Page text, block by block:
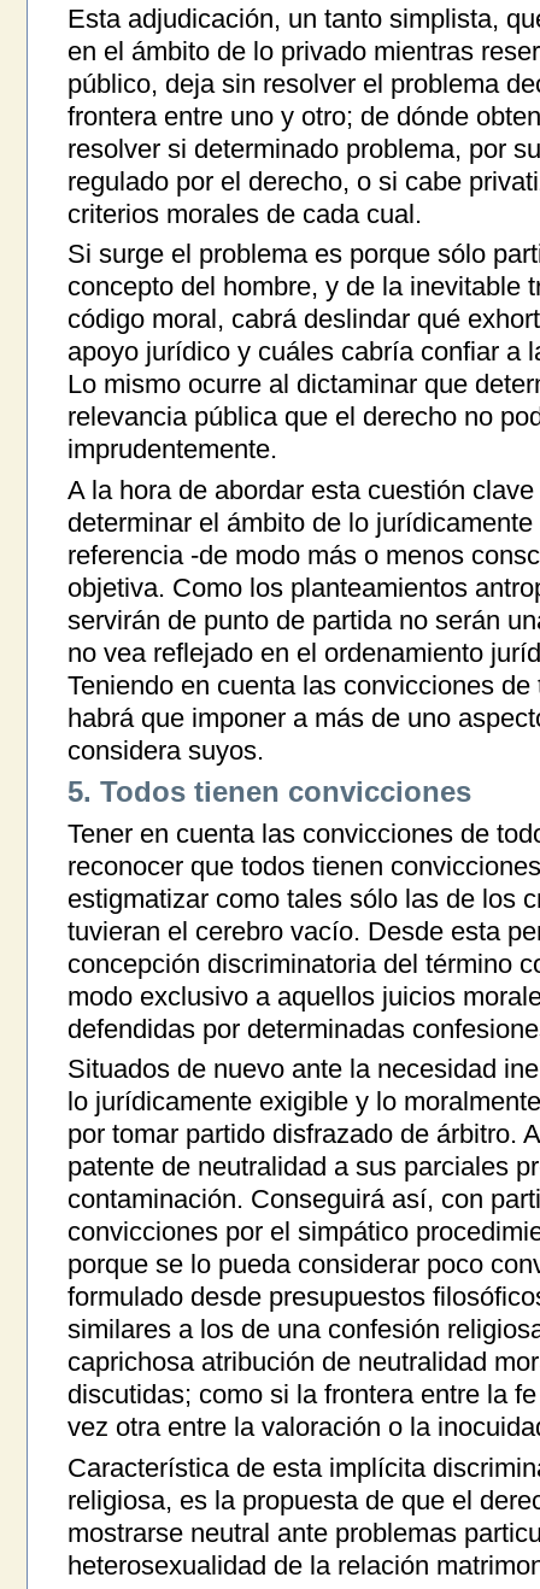
Esta adjudicación, un tanto simplista,
en el ámbito de lo privado mientras
público, deja sin resolver el problema
frontera entre uno y otro; de dónde
resolver si determinado problema, por
regulado por el derecho, o si cabe
criterios morales de cada cual.
Si surge el problema es porque sólo
concepto del hombre, y de la inevitable
código moral, cabrá deslindar qué
apoyo jurídico y cuáles cabría confiar a
Lo mismo ocurre al dictaminar que
relevancia pública que el derecho no
imprudentemente.
A la hora de abordar esta cuestión
determinar el ámbito de lo
referencia -de modo más o menos
objetiva. Como los planteamientos
servirán de punto de partida no serán
no vea reflejado en el ordenamiento
Teniendo en cuenta las convicciones
habrá que imponer a más de uno
considera suyos.
5. Todos tienen convicciones
Tener en cuenta las convicciones de
reconocer que todos tienen
estigmatizar como tales sólo las de los
tuvieran el cerebro vacío. Desde esta
concepción discriminatoria del término
modo exclusivo a aquellos juicios
defendidas por determinadas
Situados de nuevo ante la necesidad
lo jurídicamente exigible y lo
por tomar partido disfrazado de árbitro.
patente de neutralidad a sus parciales
contaminación. Conseguirá así, con
convicciones por el simpático
porque se lo pueda considerar poco
formulado desde presupuestos
similares a los de una confesión
caprichosa atribución de neutralidad
discutidas; como si la frontera entre la
vez otra entre la valoración o la
Característica de esta implícita
religiosa, es la propuesta de que el
mostrarse neutral ante problemas
heterosexualidad de la relación